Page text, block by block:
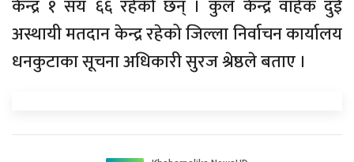
केन्द्र १ सय ६६ रहेको छन् । कुल केन्द्र वाहेक दुई
अस्थायी मतदान केन्द्र रहेको जिल्ला निर्वाचन कार्यालय
धनकुटाका सूचना अधिकारी सुरज श्रेष्ठले बताए ।